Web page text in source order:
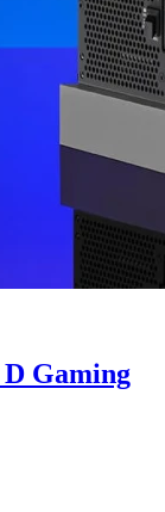
Gaming